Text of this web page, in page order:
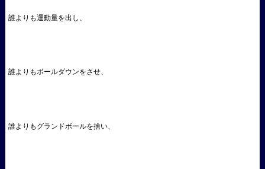
誰よりも運動量を出し、
誰よりもボールダウンをさせ、
誰よりもグランドボールを捨い、